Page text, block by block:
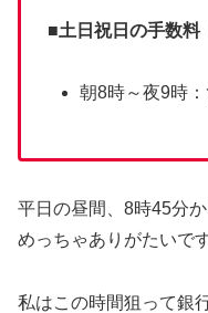
■土日祝日の手数料
朝8時～夜9時
平日の昼間、8時45分
めっちゃありがたいで
私はこの時間狙って銀